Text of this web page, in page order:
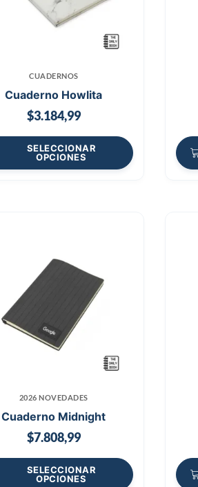
CUADERNOS
Cuaderno Howlita
$3.184,99
SELECCIONAR
OPCIONES
2026 NOVEDADES
Cuaderno Midnight
$7.808,99
SELECCIONAR
OPCIONES